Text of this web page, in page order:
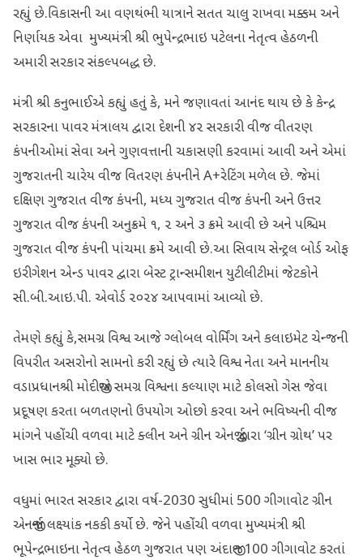
રહ્યું છે.વિકાસની આ વણથંભી યાત્રાને સતત ચાલુ રાખવા મક્કમ અને
નિર્ણાયક એવા મુખ્યમંત્રી શ્રી ભુપેન્દ્રભાઇ પટેલના નેતૃત્વ હેઠળની
અમારી સરકાર સંકલ્પબદ્ધ છે.
મંત્રી શ્રી કનુભાઈએ કહ્યું હતું કે, મને જણાવતાં આનંદ થાય છે કે કેન્દ્ર
સરકારના પાવર મંત્રાલય દ્વારા દેશની ૪૨ સરકારી વીજ વીતરણ
કંપનીઓમાં સેવા અને ગુણવત્તાની ચકાસણી કરવામાં આવી અને એમાં
ગુજરાતની ચારેય વીજ વિતરણ કંપનીને A+રેટિંગ મળેલ છે. જેમાં
દક્ષિણ ગુજરાત વીજ કંપની, મધ્ય ગુજરાત વીજ કંપની અને ઉત્તર
ગુજરાત વીજ કંપની અનુક્રમે ૧, ૨ અને ૩ ક્રમે આવી છે અને પશ્ચિમ
ગુજરાત વીજ કંપની પાંચમા ક્રમે આવી છે.આ સિવાય સેન્ટ્રલ બોર્ડ ઓફ
ઇરીગેશન એન્ડ પાવર દ્વારા બેસ્ટ ટ્રાન્સમીશન યુટીલીટીમાં જેટકોને
સી.બી.આઇ.પી. એવોર્ડ ૨૦૨૪ આપવામાં આવ્યો છે.
તેમણે કહ્યું કે,સમગ્ર વિશ્વ આજે ગ્લોબલ વોર્મિંગ અને કલાઇમેટ ચેન્જની
વિપરીત અસરોનો સામનો કરી રહ્યું છે ત્યારે વિશ્વ નેતા અને માનનીય
વડાપ્રધાનશ્રી મોદીજીએ સમગ્ર વિશ્વના કલ્યાણ માટે કોલસો ગેસ જેવા
પ્રદૂષણ કરતા બળતણનો ઉપયોગ ઓછો કરવા અને ભવિષ્યની વીજ
માંગને પહોંચી વળવા માટે ક્લીન અને ગ્રીન એનર્જી દ્વારા ‘ગ્રીન ગ્રોથ’ પર
ખાસ ભાર મૂક્યો છે.
વધુમાં ભારત સરકાર દ્વારા વર્ષ-2030 સુધીમાં 500 ગીગાવોટ ગ્રીન
એનર્જીના લક્ષ્યાંક નકકી કર્યો છે. જેને પહોંચી વળવા મુખ્યમંત્રી શ્રી
ભૂપેન્દ્રભાઇના નેતૃત્વ હેઠળ ગુજરાત પણ અંદાજીત 100 ગીગાવોટ કરતાં